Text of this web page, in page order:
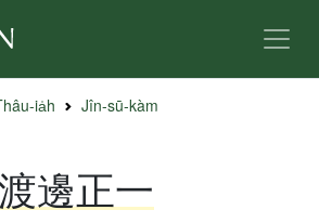
ia̍h Jîn-sū-kàm
邊正一